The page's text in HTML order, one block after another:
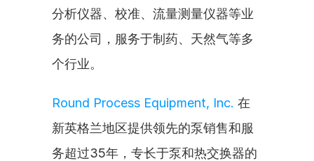
分析仪器、校准、流量测量仪器等业
务的公司，服务于制药、天然气等多
个行业。
Round Process Equipment, Inc. 在
新英格兰地区提供领先的泵销售和服
务超过35年，专长于泵和热交换器的